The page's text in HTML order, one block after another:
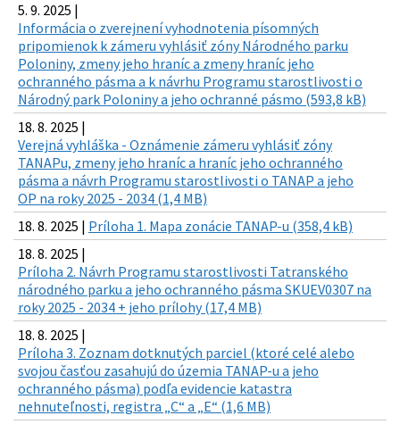
5. 9. 2025 |
Informácia o zverejnení vyhodnotenia písomných
pripomienok k zámeru vyhlásiť zóny Národného parku
Poloniny, zmeny jeho hraníc a zmeny hraníc jeho
ochranného pásma a k návrhu Programu starostlivosti o
Národný park Poloniny a jeho ochranné pásmo (593,8 kB)
18. 8. 2025 |
Verejná vyhláška - Oznámenie zámeru vyhlásiť zóny
TANAPu, zmeny jeho hraníc a hraníc jeho ochranného
pásma a návrh Programu starostlivosti o TANAP a jeho
OP na roky 2025 - 2034 (1,4 MB)
18. 8. 2025 | Príloha 1. Mapa zonácie TANAP-u (358,4 kB)
18. 8. 2025 |
Príloha 2. Návrh Programu starostlivosti Tatranského
národného parku a jeho ochranného pásma SKUEV0307 na
roky 2025 - 2034 + jeho prílohy (17,4 MB)
18. 8. 2025 |
Príloha 3. Zoznam dotknutých parciel (ktoré celé alebo
svojou časťou zasahujú do územia TANAP-u a jeho
ochranného pásma) podľa evidencie katastra
nehnuteľnosti, registra „C“ a „E“ (1,6 MB)